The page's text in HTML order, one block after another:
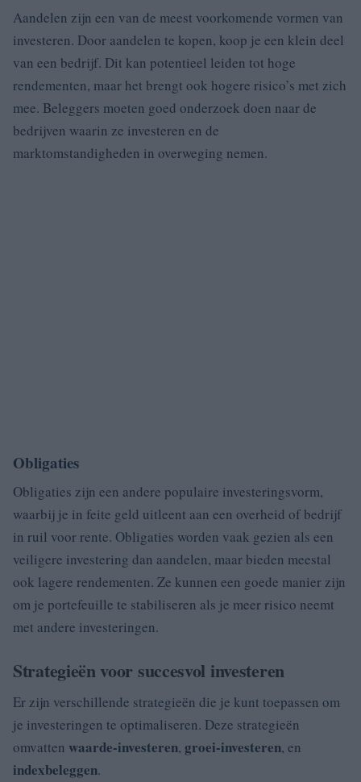
Aandelen zijn een van de meest voorkomende vormen van
investeren. Door aandelen te kopen, koop je een klein deel
van een bedrijf. Dit kan potentieel leiden tot hoge
rendementen, maar het brengt ook hogere risico’s met zich
mee. Beleggers moeten goed onderzoek doen naar de
bedrijven waarin ze investeren en de
marktomstandigheden in overweging nemen.
Obligaties
Obligaties zijn een andere populaire investeringsvorm,
waarbij je in feite geld uitleent aan een overheid of bedrijf
in ruil voor rente. Obligaties worden vaak gezien als een
veiligere investering dan aandelen, maar bieden meestal
ook lagere rendementen. Ze kunnen een goede manier zijn
om je portefeuille te stabiliseren als je meer risico neemt
met andere investeringen.
Strategieën voor succesvol investeren
Er zijn verschillende strategieën die je kunt toepassen om
je investeringen te optimaliseren. Deze strategieën
omvatten waarde-investeren, groei-investeren, en
indexbeleggen.